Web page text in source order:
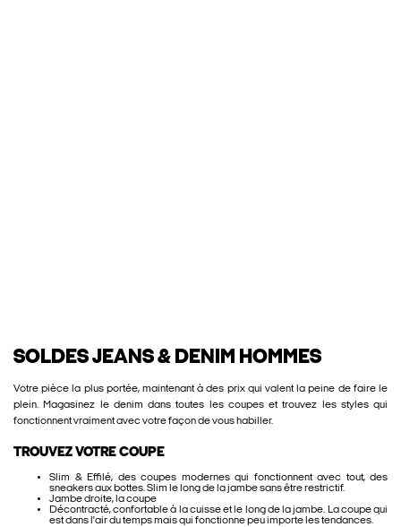
SOLDES JEANS & DENIM HOMMES
Votre pièce la plus portée, maintenant à des prix qui valent la peine de faire le
plein. Magasinez le denim dans toutes les coupes et trouvez les styles qui
fonctionnent vraiment avec votre façon de vous habiller.
TROUVEZ VOTRE COUPE
Slim & Effilé, des coupes modernes qui fonctionnent avec tout, des
sneakers aux bottes. Slim le long de la jambe sans être restrictif.
Jambe droite, la coupe
Décontracté, confortable à la cuisse et le long de la jambe. La coupe qui
est dans l'air du temps mais qui fonctionne peu importe les tendances.